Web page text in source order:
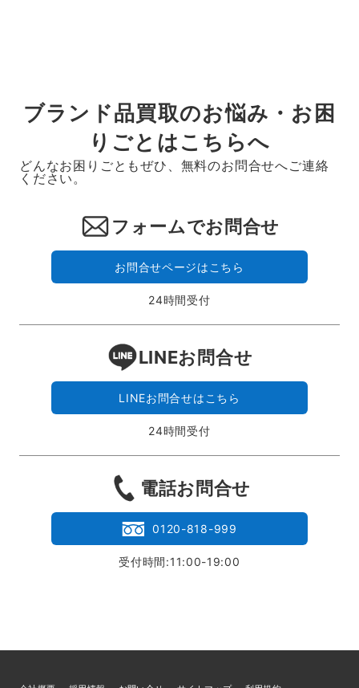
ブランド品買取のお悩み・お困
りごとはこちらへ
どんなお困りごともぜひ、無料のお問合せへご連絡
ください。
フォームでお問合せ
お問合せページはこちら
24時間受付
LINEお問合せ
LINEお問合せはこちら
24時間受付
電話お問合せ
0120-818-999
受付時間:11:00-19:00